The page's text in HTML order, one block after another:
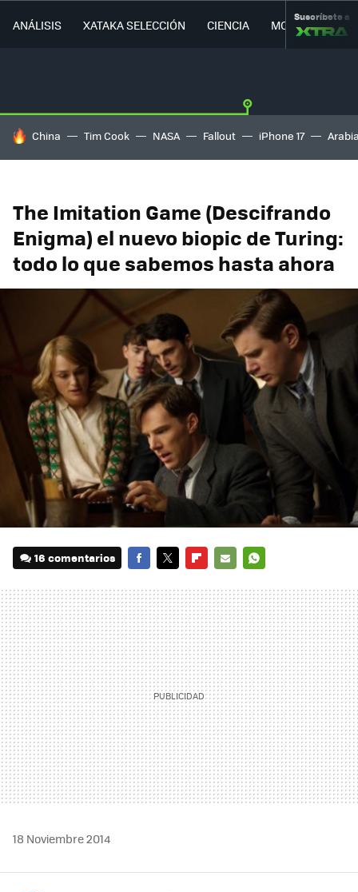
ANÁLISIS XATAKA SELECCIÓN CIENCIA MOVILIDAD
Suscríbete a
HOY SE HABLA DE
China Tim Cook NASA Fallout iPhone 17
The Imitation Game (Descifrando
Enigma) el nuevo biopic de Turing:
todo lo que sabemos hasta ahora
16 comentarios
MAIL
18 Noviembre 2014